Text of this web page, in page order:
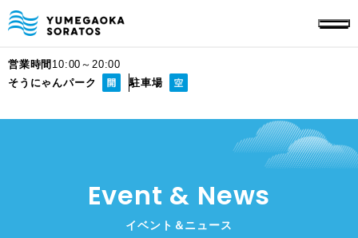
営業時間 10:00～20:00
そうにゃんパーク
駐車場
Event & News
イベント＆ニュース